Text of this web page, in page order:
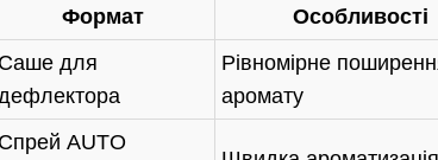
Формат Особливості
Саше для
Рівномірне
аромату
Спрей AUTO